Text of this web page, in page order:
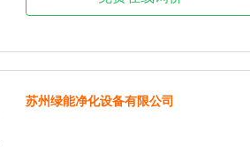
苏州绿能净化设备有限公司